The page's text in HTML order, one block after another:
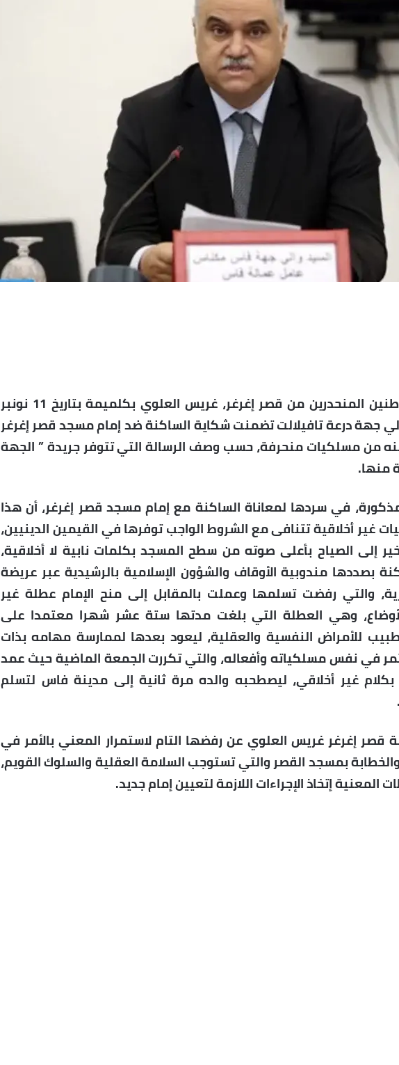
وجه عدد من المواطنين المنحدرين من قصر إغرغر، غريس العلوي بكلميمة بتاريخ 11 نونبر
والي جهة درعة تافيلالت تضمنت شكاية الساكنة ضد إمام مسجد قصر إغرغر
من مسلكيات منحرفة، حسب وصف الرسالة التي تتوفر جريدة ” الجهة
منها.
في سردها لمعاناة الساكنة مع إمام مسجد قصر إغرغر، أن هذا
غير أخلاقية تتنافى مع الشروط الواجب توفرها في القيمين الدينيين،
إلى الصياح بأعلى صوته من سطح المسجد بكلمات نابية لا أخلاقية،
بصددها مندوبية الأوقاف والشؤون الإسلامية بالرشيدية عبر عريضة
والتي رفضت تسلمها وعملت بالمقابل إلى منح الإمام عطلة غير
وهي العطلة التي بلغت مدتها ستة عشر شهرا معتمدا على
للأمراض النفسية والعقلية، ليعود بعدها لممارسة مهامه بذات
في نفس مسلكياته وأفعاله، والتي تكررت الجمعة الماضية حيث عمد
بكلام غير أخلاقي، ليصطحبه والده مرة ثانية إلى مدينة فاس لتسلم
قصر إغرغر غريس العلوي عن رفضها التام لاستمرار المعني بالأمر في
بمسجد القصر والتي تستوجب السلامة العقلية والسلوك القويم،
إتخاذ الإجراءات اللازمة لتعيين إمام جديد.